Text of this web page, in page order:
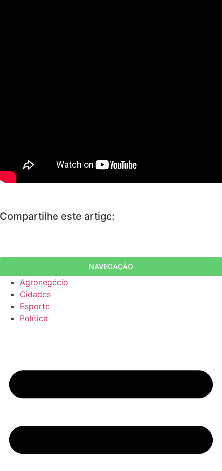
Compartilhe este artigo:
NAVEGAÇÃO
Agronegócio
Cidades
Esporte
Política